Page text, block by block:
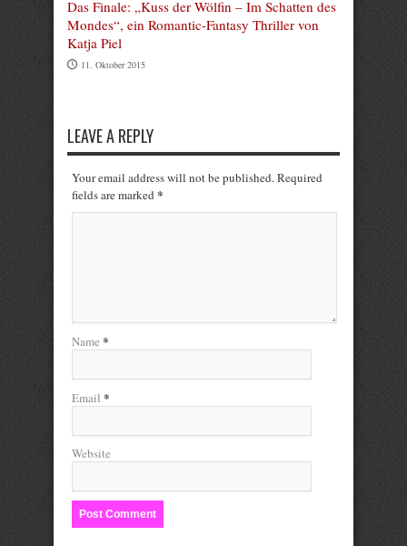
Das Finale: „Kuss der Wölfin – Im Schatten des
Mondes“, ein Romantic-Fantasy Thriller von
Katja Piel
11. Oktober 2015
LEAVE A REPLY
Your email address will not be published. Required
fields are marked *
Name *
Email *
Website